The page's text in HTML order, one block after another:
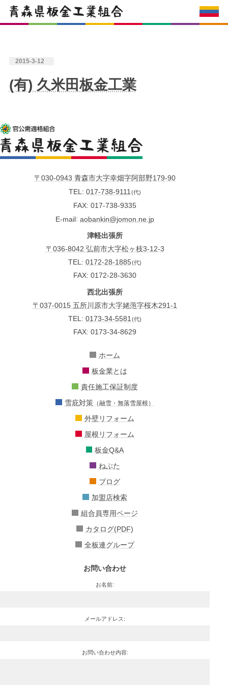
2015-3-12
(有) 久米田板金工業
〒030-0943 青森市大字幸畑字阿部野179-90
TEL
017-738-9111 (代)
FAX 017-738-9335
E-mail aobankin@jomon.ne.jp
津軽出張所
〒036-8042 弘前市大字松ヶ枝3-12-3
TEL: 0172-28-1885(代)
FAX: 0172-28-3630
西北出張所
〒037-0015 五所川原市大字姥萢字桜木291-1
TEL: 0173-34-5581(代)
FAX: 0173-34-8629
ホーム
板金業とは
責任施工保証制度
雪庇対策 （融雪・無落雪屋根）
外壁リフォーム
屋根リフォーム
板金Q&A
ねぶた
ブログ
加盟店検索
組合員専用ページ
カタログ(PDF)
全板連グループ
お問い合わせ
お名前:
メールアドレス:
お問い合わせ内容: